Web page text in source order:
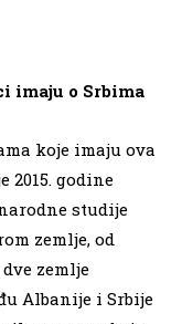
imaju o Srbima
koje imaju ova
2015. godine
studije
zemlje, od
zemlje
Albanije i Srbije